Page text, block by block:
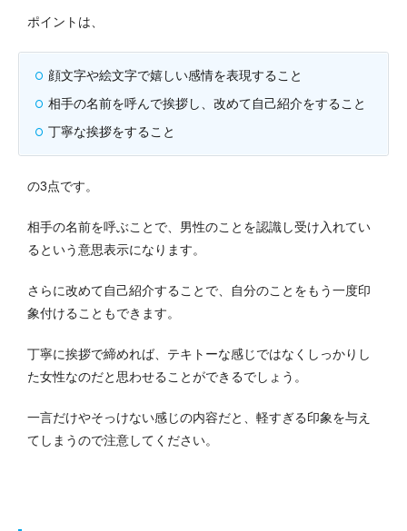
ポイントは、
顔文字や絵文字で嬉しい感情を表現すること
相手の名前を呼んで挨拶し、改めて自己紹介をすること
丁寧な挨拶をすること
の3点です。
相手の名前を呼ぶことで、男性のことを認識し受け入れてい
るという意思表示になります。
さらに改めて自己紹介することで、自分のことをもう一度印
象付けることもできます。
丁寧に挨拶で締めれば、テキトーな感じではなくしっかりし
た女性なのだと思わせることができるでしょう。
一言だけやそっけない感じの内容だと、軽すぎる印象を与え
てしまうので注意してください。